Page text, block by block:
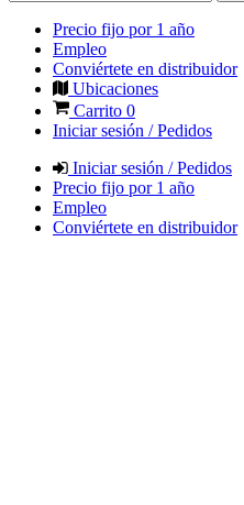
Precio fijo por 1 año
Empleo
Conviértete en distribuidor
Ubicaciones
Carrito 0
Iniciar sesión / Pedidos
Iniciar sesión / Pedidos
Precio fijo por 1 año
Empleo
Conviértete en distribuidor